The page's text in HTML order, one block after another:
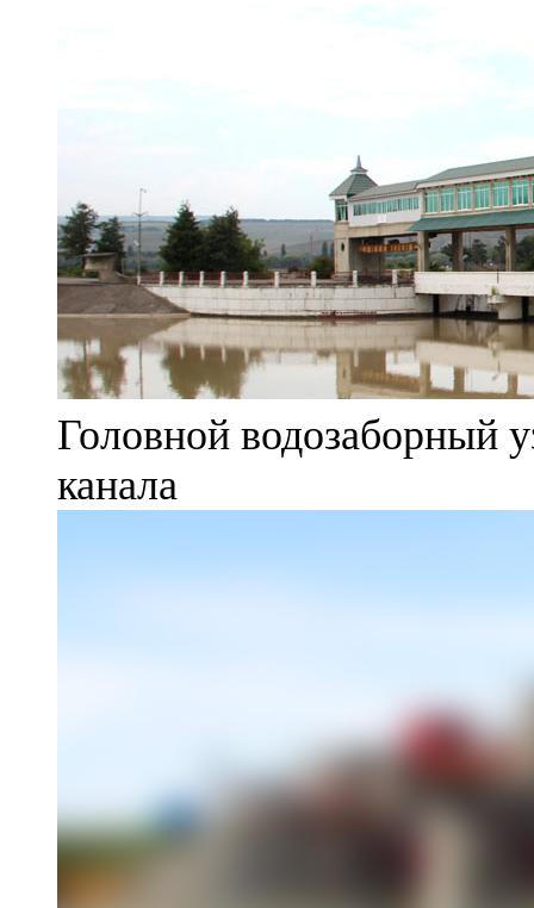
Головной водозаборный
канала